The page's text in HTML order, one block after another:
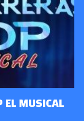
EL MUSICAL